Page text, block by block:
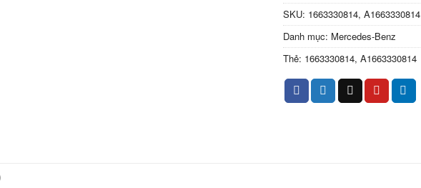
SKU: 1663330814, A1663330814
Danh mục: Mercedes-Benz
Thẻ: 1663330814, A1663330814